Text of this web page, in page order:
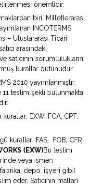
önemlidir.
biri, Milletlerarası
INCOTERMS
– Uluslararası Ticari
arasındaki
satıcının sorumluluklarını
kurallar bütünüdür.
2010 yayımlanmıştır.
11 teslim şekli bulunmakta
EXW, FCA, CPT,
kurallar: FAS, FOB, CFR,
(EXW)Bu teslim
veya ismen
depo, işyeri gibi)
eder. Satıcının malları